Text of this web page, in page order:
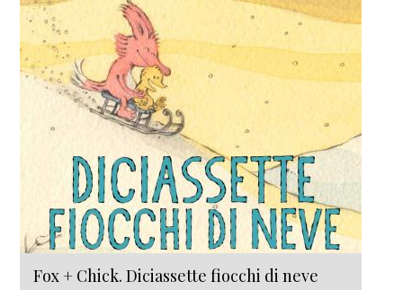
Fox + Chick. Diciassette fiocchi di neve